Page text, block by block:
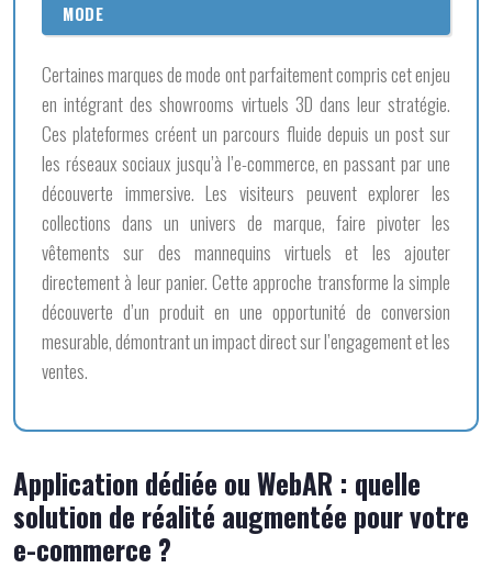
MODE
Certaines marques de mode ont parfaitement compris cet enjeu
en intégrant des showrooms virtuels 3D dans leur stratégie.
Ces plateformes créent un parcours fluide depuis un post sur
les réseaux sociaux jusqu’à l’e-commerce, en passant par une
découverte immersive. Les visiteurs peuvent explorer les
collections dans un univers de marque, faire pivoter les
vêtements sur des mannequins virtuels et les ajouter
directement à leur panier. Cette approche transforme la simple
découverte d’un produit en une opportunité de conversion
mesurable, démontrant un impact direct sur l’engagement et les
ventes.
Application dédiée ou WebAR : quelle
solution de réalité augmentée pour votre
e-commerce ?